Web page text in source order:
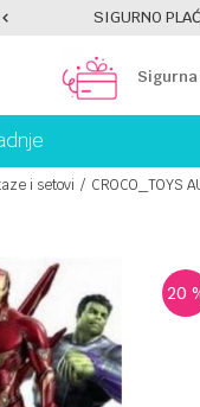
SIGURNO
i setovi CROCO_TOYS
20